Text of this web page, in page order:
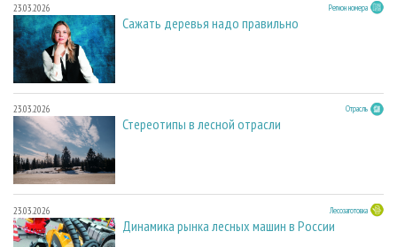
23.03.2026 Регион номера
Сажать деревья надо правильно
23.03.2026 Отрасль
Стереотипы в лесной отрасли
23.03.2026 Лесозаготовка
Динамика рынка лесных машин в России